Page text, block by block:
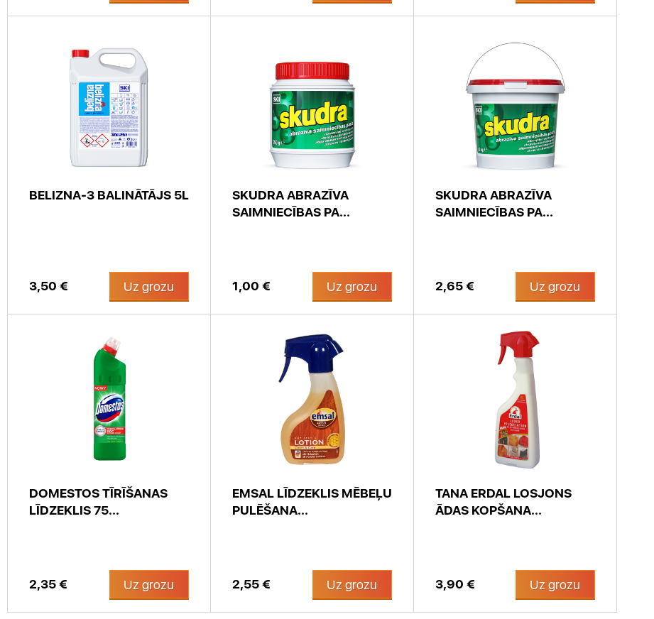
BELIZNA-3 BALINĀTĀJS 5L
3,50 € Uz grozu
SKUDRA ABRAZĪVA
SAIMNIECĪBAS PA...
1,00 € Uz grozu
SKUDRA ABRAZĪVA
SAIMNIECĪBAS PA...
2,65 € Uz grozu
DOMESTOS TĪRĪŠANAS
LĪDZEKLIS 75...
2,35 € Uz grozu
EMSAL LĪDZEKLIS MĒBEĻU
PULĒŠANA...
2,55 € Uz grozu
TANA ERDAL LOSJONS
ĀDAS KOPŠANA...
3,90 € Uz grozu